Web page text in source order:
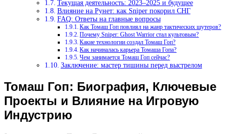
Текущая деятельность: 2023–2025 и будущее
Влияние на Рунет: как Sniper покорил СНГ
FAQ: Ответы на главные вопросы
Как Томаш Гоп повлиял на жанр тактических шутеров?
Почему Sniper: Ghost Warrior стал культовым?
Какие технологии создал Томаш Гоп?
Как начиналась карьера Томаша Гопа?
Чем занимается Томаш Гоп сейчас?
Заключение: мастер тишины перед выстрелом
Томаш Гоп: Биография, Ключевые
Проекты и Влияние на Игровую
Индустрию